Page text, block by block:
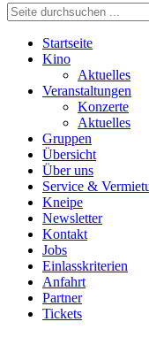
Startseite
Kino
Aktuelles
Veranstaltungen
Konzerte
Aktuelles
Gruppen
Übersicht
Über uns
Service &
Kneipe
Newsletter
Kontakt
Jobs
Einlasskriterien
Anfahrt
Partner
Tickets